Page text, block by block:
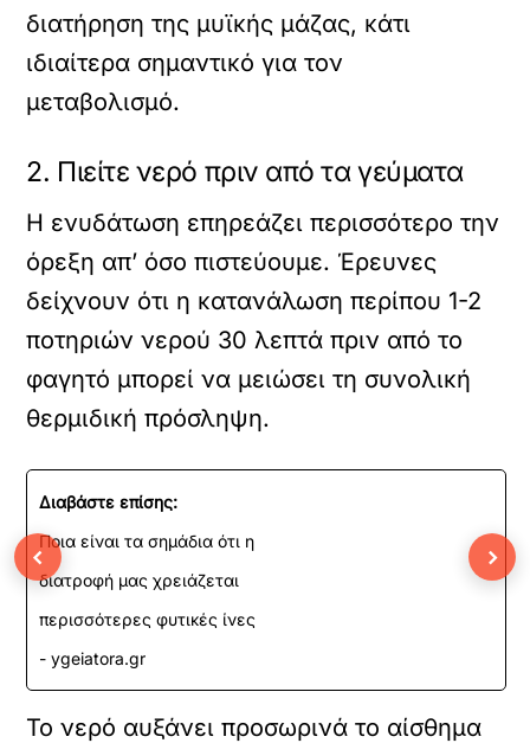
διατήρηση της μυϊκής μάζας, κάτι
ιδιαίτερα σημαντικό για τον
μεταβολισμό.
2. Πιείτε νερό πριν από τα γεύματα
Η ενυδάτωση επηρεάζει περισσότερο την
όρεξη απ’ όσο πιστεύουμε. Έρευνες
δείχνουν ότι η κατανάλωση περίπου 1-2
ποτηριών νερού 30 λεπτά πριν από το
φαγητό μπορεί να μειώσει τη συνολική
θερμιδική πρόσληψη.
Διαβάστε επίσης:
Ποια είναι τα σημάδια ότι η
διατροφή μας χρειάζεται
περισσότερες φυτικές ίνες
- ygeiatora.gr
Το νερό αυξάνει προσωρινά το αίσθημα
‹ ›